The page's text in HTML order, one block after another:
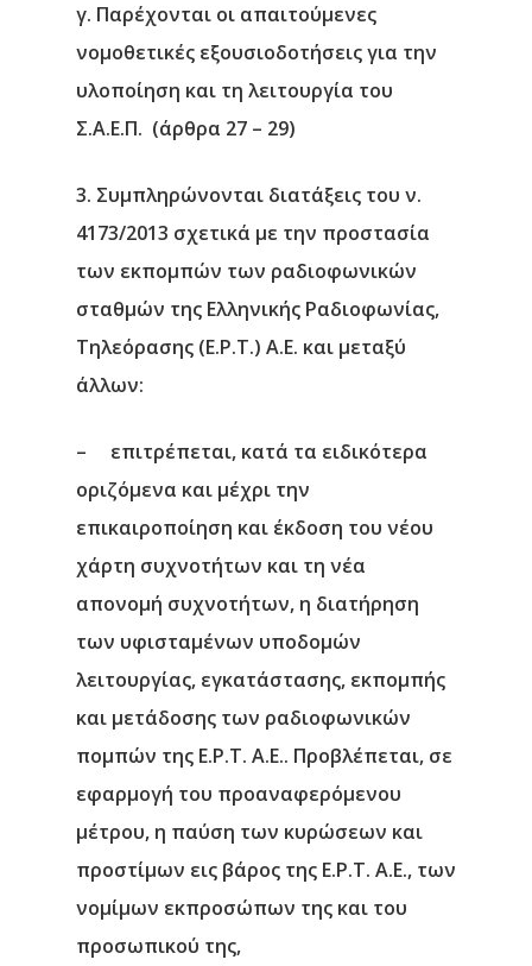
γ. Παρέχονται οι απαιτούμενες
νομοθετικές εξουσιοδοτήσεις για την
υλοποίηση και τη λειτουργία του
Σ.Α.Ε.Π. (άρθρα 27 – 29)
3. Συμπληρώνονται διατάξεις του ν.
4173/2013 σχετικά με την προστασία
των εκπομπών των ραδιοφωνικών
σταθμών της Ελληνικής Ραδιοφωνίας,
Τηλεόρασης (Ε.Ρ.Τ.) Α.Ε. και μεταξύ
άλλων:
– επιτρέπεται, κατά τα ειδικότερα
οριζόμενα και μέχρι την
επικαιροποίηση και έκδοση του νέου
χάρτη συχνοτήτων και τη νέα
απονομή συχνοτήτων, η διατήρηση
των υφισταμένων υποδομών
λειτουργίας, εγκατάστασης, εκπομπής
και μετάδοσης των ραδιοφωνικών
πομπών της Ε.Ρ.Τ. Α.Ε.. Προβλέπεται, σε
εφαρμογή του προαναφερόμενου
μέτρου, η παύση των κυρώσεων και
προστίμων εις βάρος της Ε.Ρ.Τ. Α.Ε., των
νομίμων εκπροσώπων της και του
προσωπικού της,